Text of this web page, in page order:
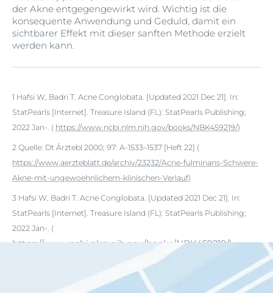
der Akne entgegengewirkt wird. Wichtig ist die
konsequente Anwendung und Geduld, damit ein
sichtbarer Effekt mit dieser sanften Methode erzielt
werden kann.
1 Hafsi W, Badri T. Acne Conglobata. [Updated 2021 Dec 21]. In:
StatPearls [Internet]. Treasure Island (FL): StatPearls Publishing;
2022 Jan-. ( https://www.ncbi.nlm.nih.gov/books/NBK459219/)
2 Quelle: Dt Ärztebl 2000; 97: A-1533–1537 [Heft 22] (
https://www.aerzteblatt.de/archiv/23232/Acne-fulminans-Schwere-
Akne-mit-ungewoehnlichem-klinischen-Verlauf)
3 Hafsi W, Badri T. Acne Conglobata. [Updated 2021 Dec 21]. In:
StatPearls [Internet]. Treasure Island (FL): StatPearls Publishing;
2022 Jan-. (
https://www.ncbi.nlm.nih.gov/books/NBK459219/)